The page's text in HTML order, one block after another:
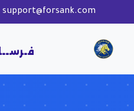
support@forsank.com
فـرســا